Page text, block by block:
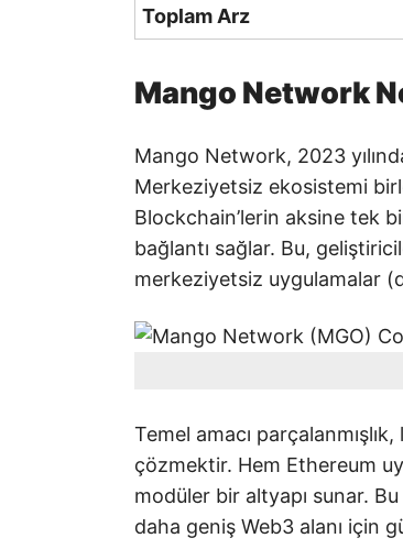
Toplam Arz
Mango Network
Mango Network, 2023
Merkeziyetsiz ekosistemi
Blockchain’lerin aksine tek
bağlantı sağlar. Bu,
merkeziyetsiz uygulamalar
Temel amacı parçalanmışlık,
çözmektir. Hem Ethereum
modüler bir altyapı sunar.
daha geniş Web3 alanı için